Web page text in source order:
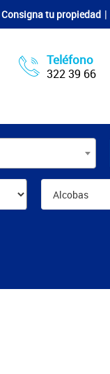
Consigna tu propiedad
Teléfono
322 39 66